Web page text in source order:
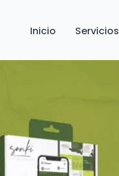
Inicio Servicios